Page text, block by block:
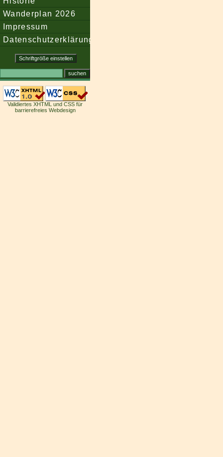
Wanderplan 2026
Impressum
Datenschutzerklärung
Validiertes XHTML und CSS für
barrierefreies Webdesign